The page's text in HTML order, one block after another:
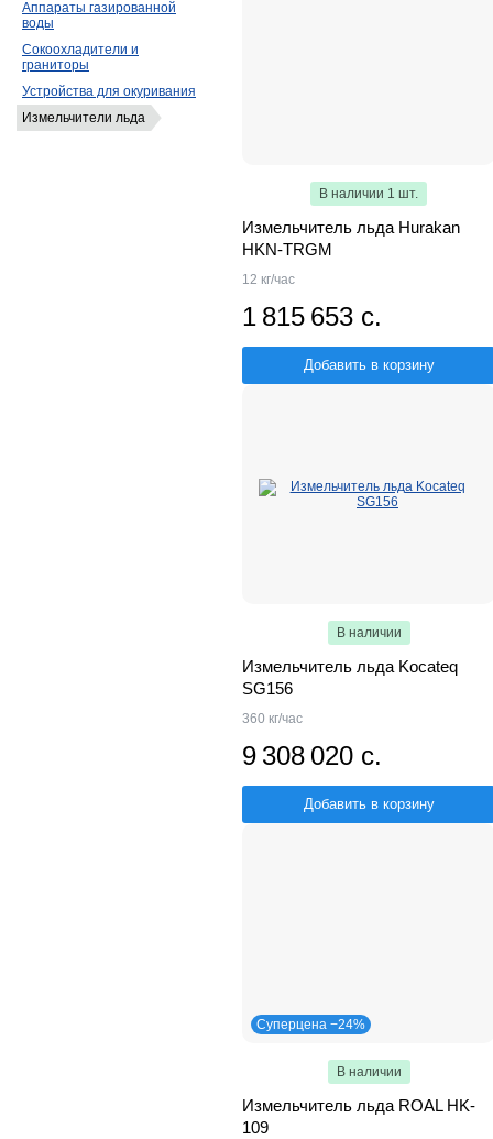
В наличии 1 шт.
Измельчитель льда Hurakan
HKN-TRGM
12 кг/час
1 815 653 с.
Добавить в корзину
В наличии
Измельчитель льда Kocateq
SG156
360 кг/час
9 308 020 с.
Добавить в корзину
Суперцена −24%
В наличии
Измельчитель льда ROAL HK-
109
Аппараты газированной
воды
Сокоохладители и
граниторы
Устройства для окуривания
Измельчители льда